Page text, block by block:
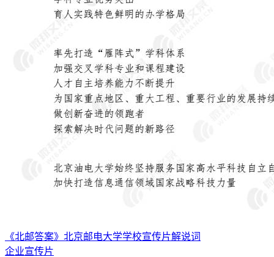
《北邮答案》北京邮电大学学校宣传片解说词
企业宣传片